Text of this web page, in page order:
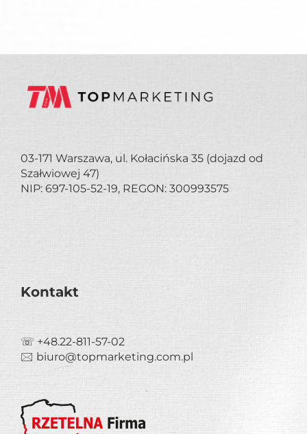
03-171 Warszawa, ul. Kołacińska 35 (dojazd od
Szałwiowej 47)
NIP: 697-105-52-19, REGON: 300993575
Kontakt
☏ +48.22-811-57-02
🖂 biuro@topmarketing.com.pl